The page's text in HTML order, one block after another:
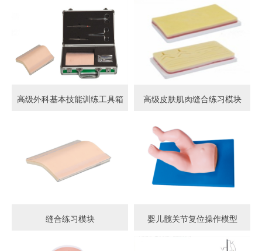
高级外科基本技能训练工具箱 高级皮肤肌肉缝合练习模块
缝合练习模块 婴儿髋关节复位操作模型